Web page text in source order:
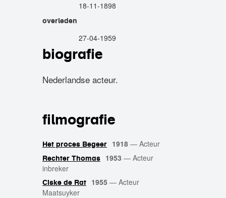
18-11-1898
overleden
27-04-1959
biografie
Nederlandse acteur.
filmografie
Het proces Begeer 1918 — Acteur
Rechter Thomas 1953 — Acteur
inbreker
Ciske de Rat 1955 — Acteur
Maatsuyker